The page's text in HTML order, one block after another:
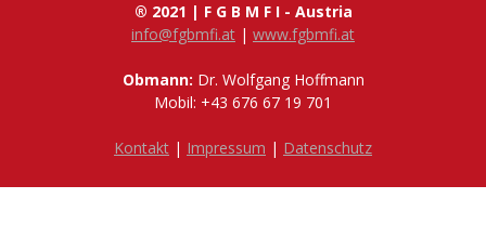
® 2021 | F G B M F I - Austria
info@fgbmfi.at | www.fgbmfi.at
Obmann: Dr. Wolfgang Hoffmann
Mobil: +43 676 67 19 701
Kontakt | Impressum | Datenschutz